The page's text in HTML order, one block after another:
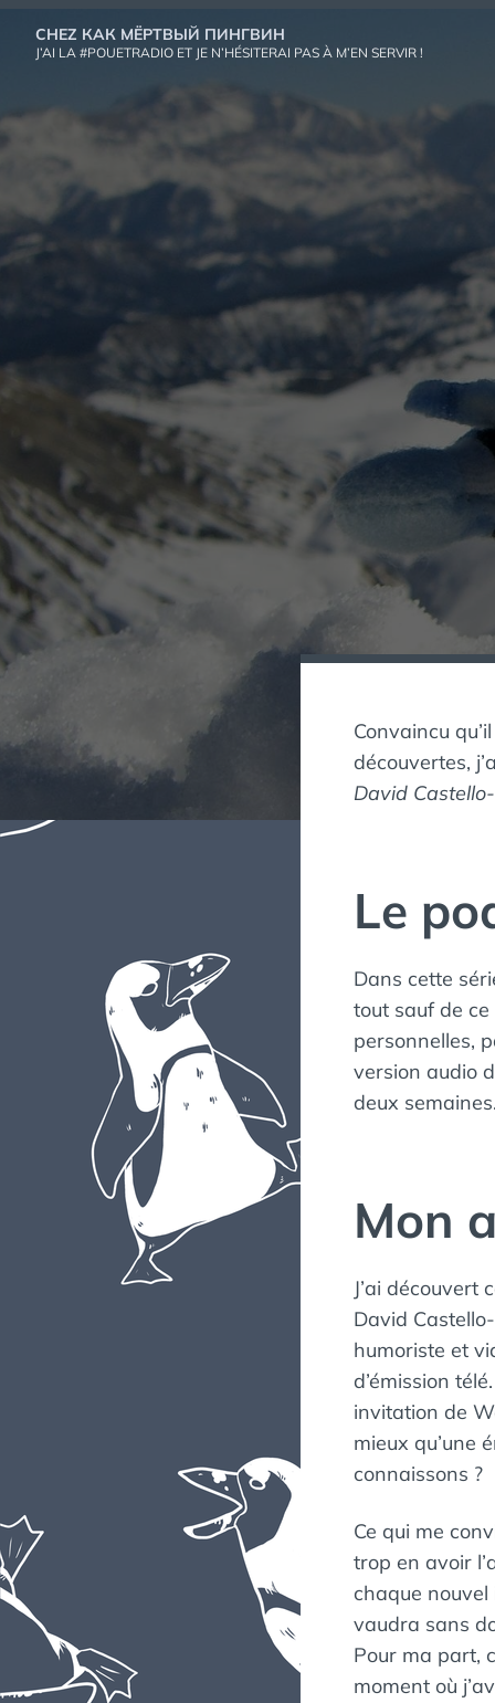
CHEZ КАК МЁРТВЫЙ ПИНГВИН
J’AI LA #POUETRADIO ET JE N’HÉSITERAI PAS À M’EN SERVIR !
Convaincu
découvertes,
David
Le
Dans cette
tout sauf de
personnelles,
version audio
deux semaines.
Mon
J’ai
David
humoriste et
d’émission
invitation de
mieux qu’une
connaissons ?
Ce qui me
trop en avoir
chaque
vaudra sans
Pour ma part,
moment où